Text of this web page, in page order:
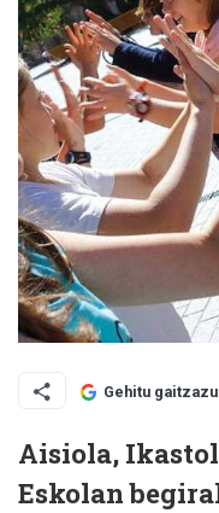
Gehitu
Aisiola,
Eskolan